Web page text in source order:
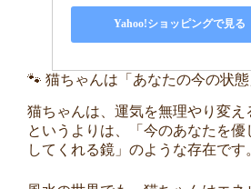
Yahoo!ショッピングで見る
🐾 猫ちゃんは「あなたの今の状
猫ちゃんは、運気を無理やり変え
というよりは、「今のあなたを優
してくれる鏡」のような存在です